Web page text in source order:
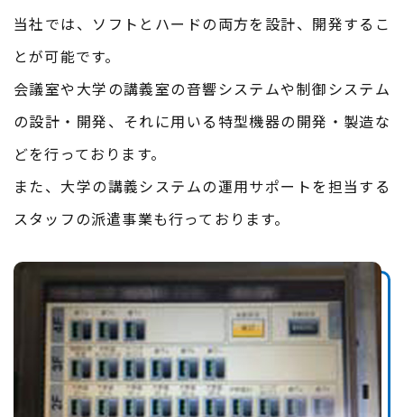
当社では、ソフトとハードの両方を設計、開発するこ
とが可能です。
会議室や大学の講義室の音響システムや制御システム
の設計・開発、それに用いる特型機器の開発・製造な
どを行っております。
また、大学の講義システムの運用サポートを担当する
スタッフの派遣事業も行っております。